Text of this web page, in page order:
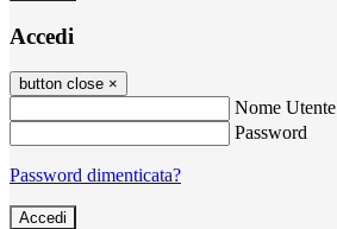
Accedi
button close ×
Nome Utente
Password
Password dimenticata?